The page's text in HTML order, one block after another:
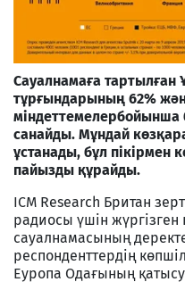
Сауалнамаға тартылған
тұрғындарының 62%
міндеттемелербойынша
санайды. Мұндай
ұстанады, бұл пікірмен
пайызды құрайды.
ICM Research Британ
радиосы үшін
сауалнамасының
респонденттердің
Еуропа Одағының